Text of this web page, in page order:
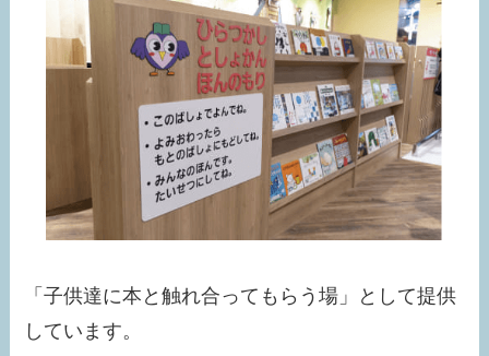
「子供達に本と触れ合ってもらう場」として提供
しています。